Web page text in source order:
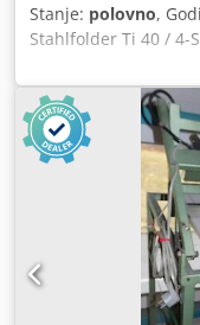
Stanje: polovno,
Stahlfolder Ti 40 / 4-
savijanje za male i
šupu sistem.
uvlačenja: Flat Stack
DCT 500 Sklopive
2004 Džepovi: 4 Tip
Konfiguracija torbe:
Valjak stanje:
za zaštitu od buke
ekrana: Šupa
400 k 650 mm
mehanička brzina: